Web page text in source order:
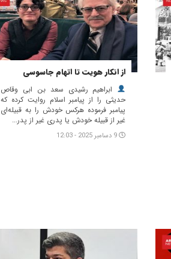
از انکار هویت تا اتهام جاسوسی
ابراهیم رشیدی سعد بن ابی وقاص
حدیثی را از پیامبر اسلام روایت کرده که
پیامبر فرموده هرکس خودش را به قبیله‌ای
غیر از قبیله خودش یا پدری غیر از پدر...
9 دسامبر 2025 - 12:03